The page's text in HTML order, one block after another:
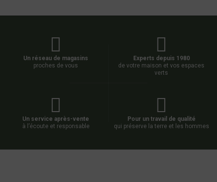
Un réseau de magasins
proches de vous
Experts depuis 1980
de votre maison et vos espaces
verts
Un service après-vente
à l’écoute et responsable
Pour un travail de qualité
qui préserve la terre et les hommes